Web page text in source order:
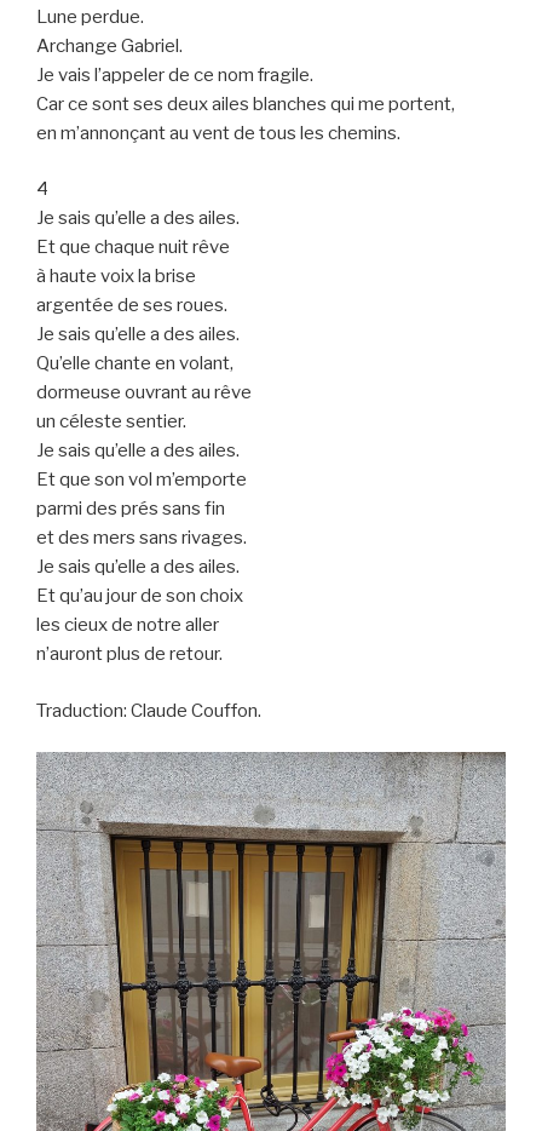
Lune perdue.
Archange Gabriel.
Je vais l’appeler de ce nom fragile.
Car ce sont ses deux ailes blanches qui me portent,
en m’annonçant au vent de tous les chemins.
4
Je sais qu’elle a des ailes.
Et que chaque nuit rêve
à haute voix la brise
argentée de ses roues.
Je sais qu’elle a des ailes.
Qu’elle chante en volant,
dormeuse ouvrant au rêve
un céleste sentier.
Je sais qu’elle a des ailes.
Et que son vol m’emporte
parmi des prés sans fin
et des mers sans rivages.
Je sais qu’elle a des ailes.
Et qu’au jour de son choix
les cieux de notre aller
n’auront plus de retour.
Traduction: Claude Couffon.